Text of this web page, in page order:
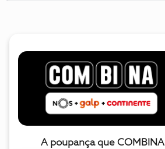
A poupança que COMBINA